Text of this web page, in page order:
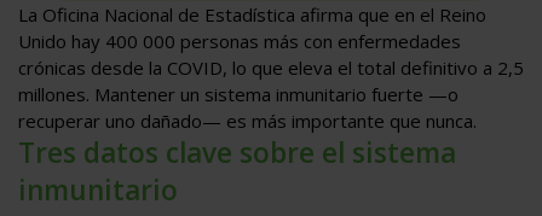
La Oficina Nacional de Estadística afirma que en el Reino
Unido hay 400 000 personas más con enfermedades
crónicas desde la COVID, lo que eleva el total definitivo a 2,5
millones. Mantener un sistema inmunitario fuerte —o
recuperar uno dañado— es más importante que nunca.
Tres datos clave sobre el sistema
inmunitario